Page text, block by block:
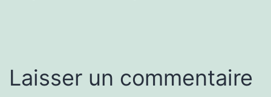
Laisser un commentaire